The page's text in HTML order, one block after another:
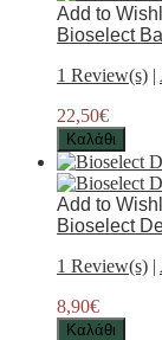
Add to
Bioselect
1 Review(s) |
22,50€
Καλάθι
Add to
Bioselect
1 Review(s) |
8,90€
Καλάθι